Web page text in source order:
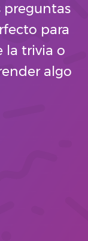
preguntas
para
la trivia o
algo